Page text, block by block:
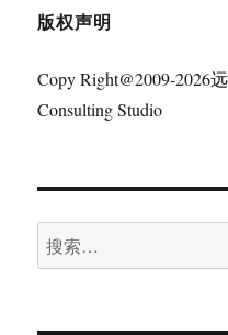
版权声明
Copy Right@2009-2026
Consulting Studio
搜
索：